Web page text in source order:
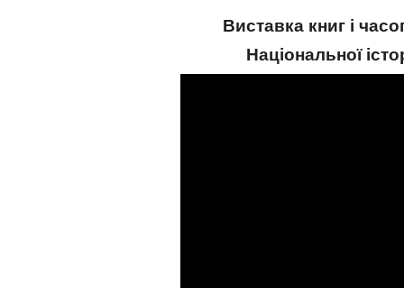
Виставка книг і
Національної